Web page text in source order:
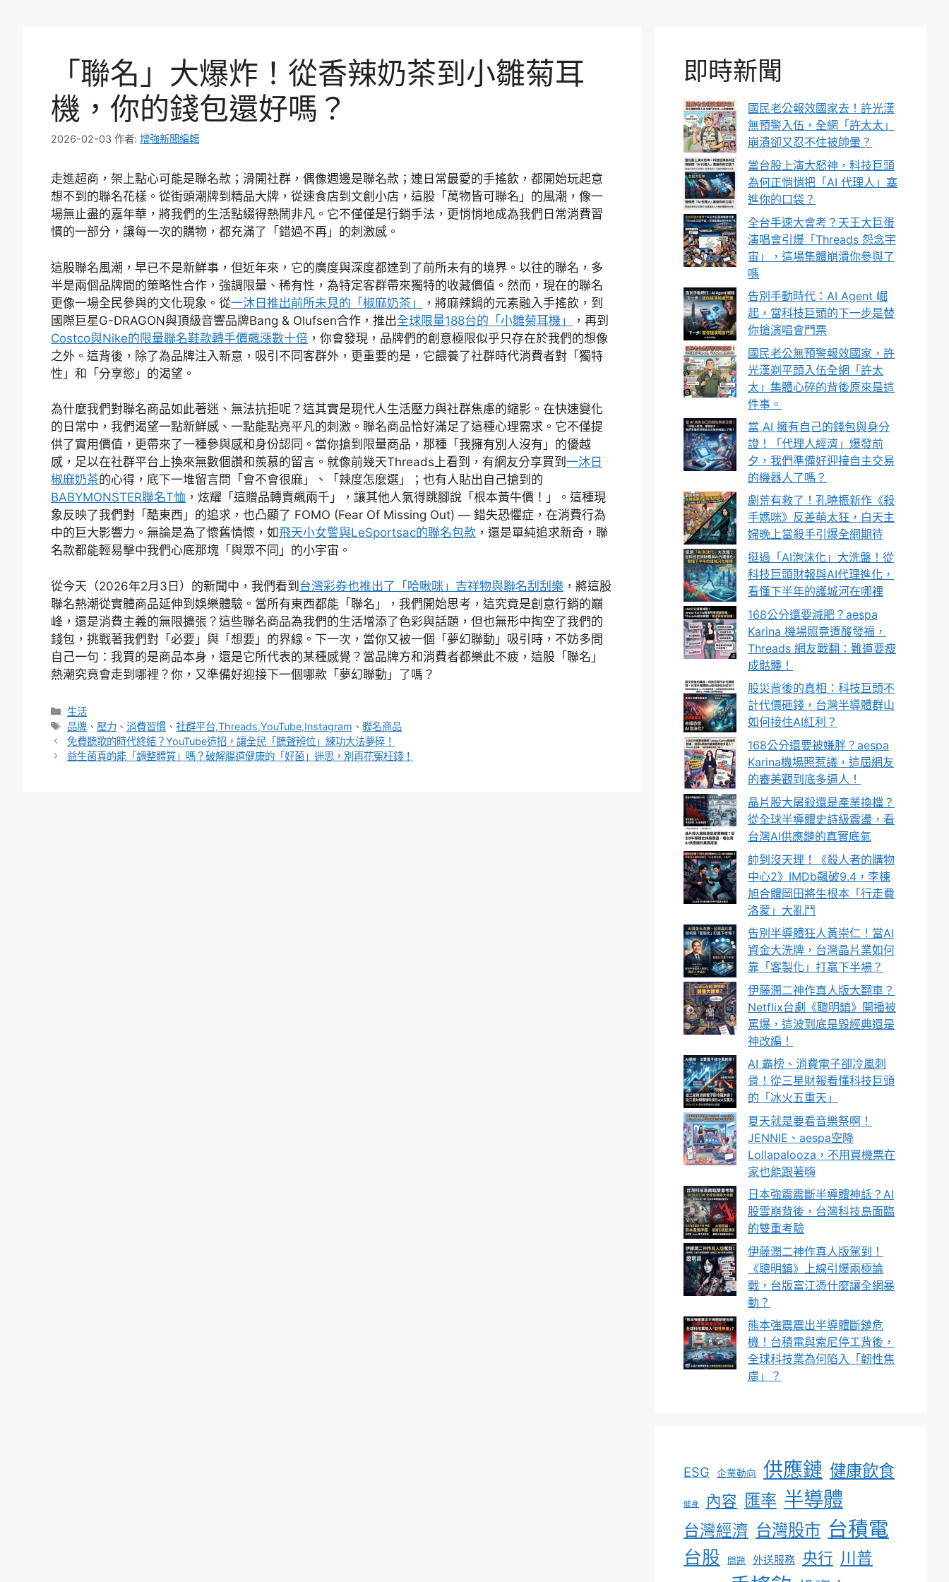
「聯名」大爆炸！從香辣奶茶到小雛菊耳
機，你的錢包還好嗎？
2026-02-03 作者: 增強新聞編輯
走進超商，架上點心可能是聯名款；滑開社群，偶像週邊是聯名款；連日常最愛的手搖飲，都開始玩起意
想不到的聯名花樣。從街頭潮牌到精品大牌，從速食店到文創小店，這股「萬物皆可聯名」的風潮，像一
場無止盡的嘉年華，將我們的生活點綴得熱鬧非凡。它不僅僅是行銷手法，更悄悄地成為我們日常消費習
慣的一部分，讓每一次的購物，都充滿了「錯過不再」的刺激感。
這股聯名風潮，早已不是新鮮事，但近年來，它的廣度與深度都達到了前所未有的境界。以往的聯名，多
半是兩個品牌間的策略性合作，強調限量、稀有性，為特定客群帶來獨特的收藏價值。然而，現在的聯名
更像一場全民參與的文化現象。從一沐日推出前所未見的「椒麻奶茶」
，將麻辣鍋的元素融入手搖飲，到
國際巨星G-DRAGON與頂級音響品牌Bang & Olufsen合作，推出全球限量188台的「小雛菊耳機」
，再到
Costco與Nike的限量聯名鞋款轉手價飆漲數十倍 ，你會發現，品牌們的創意極限似乎只存在於我們的想像
之外。這背後，除了為品牌注入新意，吸引不同客群外，更重要的是，它餵養了社群時代消費者對「獨特
性」和「分享慾」的渴望。
為什麼我們對聯名商品如此著迷、無法抗拒呢？這其實是現代人生活壓力與社群焦慮的縮影。在快速變化
的日常中，我們渴望一點新鮮感、一點能點亮平凡的刺激。聯名商品恰好滿足了這種心理需求。它不僅提
供了實用價值，更帶來了一種參與感和身份認同。當你搶到限量商品，那種「我擁有別人沒有」的優越
感，足以在社群平台上換來無數個讚和羨慕的留言。就像前幾天Threads上看到，有網友分享買到 一沐日
椒麻奶茶的心得，底下一堆留言問「會不會很麻」、「辣度怎麼選」；也有人貼出自己搶到的
BABYMONSTER聯名T恤 ，炫耀「這贈品轉賣飆兩千」，讓其他人氣得跳腳說「根本黃牛價！」。這種現
象反映了我們對「酷東西」的追求，也凸顯了 FOMO (Fear Of Missing Out) — 錯失恐懼症，在消費行為
中的巨大影響力。無論是為了懷舊情懷，如飛天小女警與LeSportsac的聯名包款 ，還是單純追求新奇，聯
名款都能輕易擊中我們心底那塊「與眾不同」的小宇宙。
從今天（2026年2月3日）的新聞中，我們看到 台灣彩券也推出了「哈啾咪」吉祥物與聯名刮刮樂 ，將這股
聯名熱潮從實體商品延伸到娛樂體驗。當所有東西都能「聯名」，我們開始思考，這究竟是創意行銷的巔
峰，還是消費主義的無限擴張？這些聯名商品為我們的生活增添了色彩與話題，但也無形中掏空了我們的
錢包，挑戰著我們對「必要」與「想要」的界線。下一次，當你又被一個「夢幻聯動」吸引時，不妨多問
自己一句：我買的是商品本身，還是它所代表的某種感覺？當品牌方和消費者都樂此不疲，這股「聯名」
熱潮究竟會走到哪裡？你，又準備好迎接下一個哪款「夢幻聯動」了嗎？
分
類
生活
標
籤
品牌 、 壓力 、消費習慣 、社群平台,Threads,YouTube,Instagram 、聯名商品
免費聽歌的時代終結？YouTube這招，讓全民「聽聲辨位」練功大法夢碎！
益生菌真的能「調整體質」嗎？破解腸道健康的「好菌」迷思，別再花冤枉錢！
即時新聞
國民老公報效國家去！許光漢
無預警入伍，全網「許太太」
崩潰卻又忍不住被帥暈？
當台股上演大怒神，科技巨頭
為何正悄悄把「AI 代理人」塞
進你的口袋？
全台手速大會考？天王大巨蛋
演唱會引爆「Threads 怨念宇
宙」，這場集體崩潰你參與了
嗎
告別手動時代：AI Agent 崛
起，當科技巨頭的下一步是替
你搶演唱會門票
國民老公無預警報效國家，許
光漢剃平頭入伍全網「許太
太」集體心碎的背後原來是這
件事。
當 AI 擁有自己的錢包與身分
證！「代理人經濟」爆發前
夕，我們準備好迎接自主交易
的機器人了嗎？
劇荒有救了！孔曉振新作《殺
手媽咪》反差萌太狂，白天主
婦晚上當殺手引爆全網期待
挺過「AI泡沫化」大洗盤！從
科技巨頭財報與AI代理進化，
看懂下半年的護城河在哪裡
168公分還要減肥？aespa
Karina 機場照竟遭酸發福，
Threads 網友戰翻：難道要瘦
成骷髏！
股災背後的真相：科技巨頭不
計代價砸錢，台灣半導體群山
如何接住AI紅利？
168公分還要被嫌胖？aespa
Karina機場照惹議，這屆網友
的審美觀到底多逼人！
晶片股大屠殺還是產業換檔？
從全球半導體史詩級震盪，看
台灣AI供應鏈的真實底氣
帥到沒天理！《殺人者的購物
中心2》IMDb飆破9.4，李棟
旭合體岡田將生根本「行走費
洛蒙」大亂鬥
告別半導體狂人黃崇仁！當AI
資金大洗牌，台灣晶片業如何
靠「客製化」打贏下半場？
伊藤潤二神作真人版大翻車？
Netflix台劇《聰明鎮》開播被
罵爆，這波到底是毀經典還是
神改編！
AI 霸榜、消費電子卻冷風刺
骨！從三星財報看懂科技巨頭
的「冰火五重天」
夏天就是要看音樂祭啊！
JENNIE、aespa空降
Lollapalooza，不用買機票在
家也能跟著嗨
日本強震震斷半導體神話？AI
股雪崩背後，台灣科技島面臨
的雙重考驗
伊藤潤二神作真人版駕到！
《聰明鎮》上線引爆兩極論
戰，台版富江憑什麼讓全網暴
動？
熊本強震震出半導體斷鏈危
機！台積電與索尼停工背後，
全球科技業為何陷入「韌性焦
慮」？
ESG 企業動向 供應鏈 健康飲食
健身 內容 匯率 半導體
台灣經濟 台灣股市 台積電
台股 問題 外送服務 央行 川普